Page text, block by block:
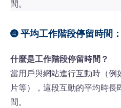
間。
➍ 平均工作階段停留時間
什麼是工作階段停留時間？
當用戶與網站進行互動時（例
片等），這段互動的平均時
間。